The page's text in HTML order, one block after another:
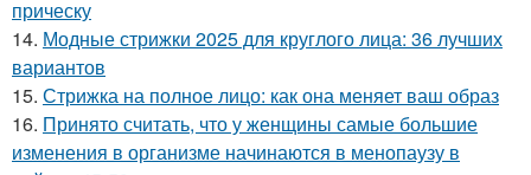
прическу
14. Модные стрижки 2025 для круглого лица: 36 лучших
вариантов
15. Стрижка на полное лицо: как она меняет ваш образ
16. Принято считать, что у женщины самые большие
изменения в организме начинаются в менопаузу в